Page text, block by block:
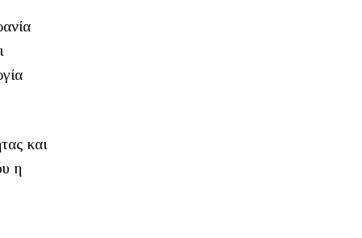
και
η